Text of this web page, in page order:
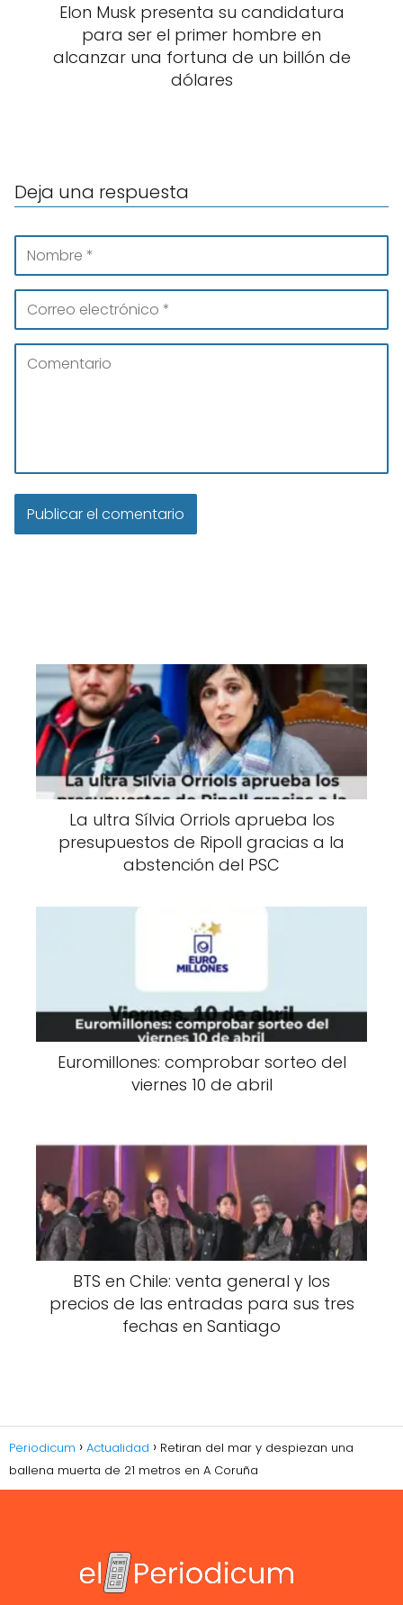
Elon Musk presenta su candidatura
para ser el primer hombre en
alcanzar una fortuna de un billón de
dólares
Deja una respuesta
La ultra Sílvia Orriols aprueba los
presupuestos de Ripoll gracias a la
abstención del PSC
Euromillones: comprobar sorteo del
viernes 10 de abril
BTS en Chile: venta general y los
precios de las entradas para sus tres
fechas en Santiago
Periodicum Actualidad
Retiran del mar y despiezan una
ballena muerta de 21 metros en A Coruña